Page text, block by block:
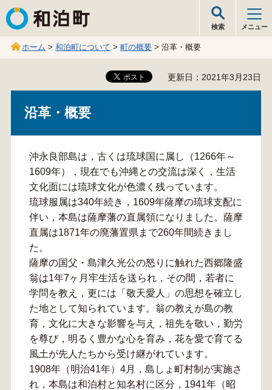
和泊町
検索 メニュー
ホーム >和泊町について >町の概要 > 沿革・概要
更新日：2021年3月23日
沿革・概要
沖永良部島は，古くは琉球国に属し（1266年～
1609年），現在でも沖縄との交流は深く，生活
文化面には琉球文化が色濃く残っています。
琉球服属は340年続き，1609年薩摩の琉球支配に
伴い，本島は薩摩藩の直属領になりました。薩摩
直属は1871年の廃藩置県まで260年間続きまし
た。
薩摩の国父・島津久光公の怒りに触れた西郷隆盛
翁は1年7ヶ月牢生活を送られ，その間，若者に
学問を教え，更には「敬天愛人」の思想を確立し
た地として知られています。翁の教えが島の教
育，文化に大きな影響を与え，祖先を敬い，勤労
を尊び，明るく豊かな心を育み，花を愛で育てる
風土が先人たちから受け継がれています。
1908年（明治41年）4月，島しょ町村制が実施さ
れ，本島は和泊村と知名村に区分，1941年（昭